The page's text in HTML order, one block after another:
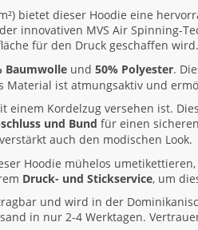
bietet dieser Hoodie eine
innovativen MVS Air Spinning-
für den Druck geschaffen wird.
Baumwolle und 50% Polyester.
ist atmungsaktiv und
einem Kordelzug versehen ist.
und Bund für einen
auch den modischen Look.
Hoodie mühelos
Druck- und Stickservice, um
und wird in der
in nur 2-4 Werktagen.